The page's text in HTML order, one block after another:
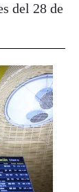
del 28 de